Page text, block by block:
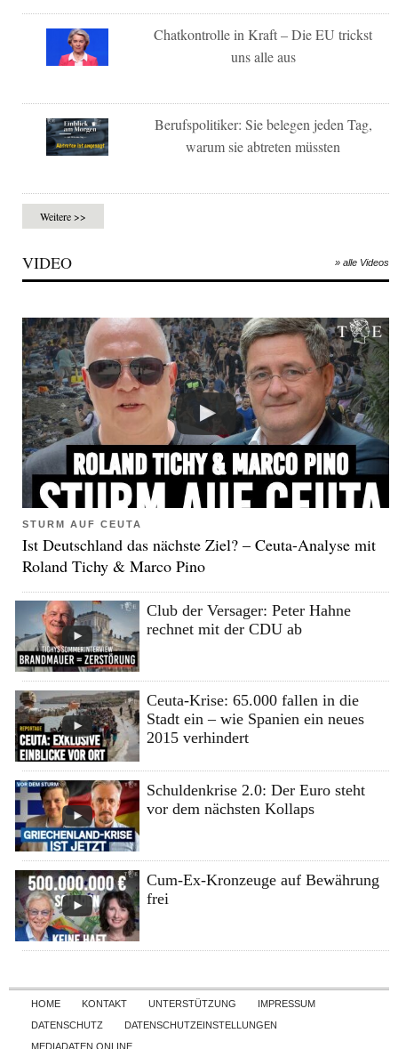
Chatkontrolle in Kraft – Die EU trickst
uns alle aus
Berufspolitiker: Sie belegen jeden Tag,
warum sie abtreten müssten
Weitere >>
VIDEO » alle Videos
STURM AUF CEUTA
Ist Deutschland das nächste Ziel? – Ceuta-Analyse mit
Roland Tichy & Marco Pino
Club der Versager: Peter Hahne
rechnet mit der CDU ab
Ceuta-Krise: 65.000 fallen in die
Stadt ein – wie Spanien ein neues
2015 verhindert
Schuldenkrise 2.0: Der Euro steht
vor dem nächsten Kollaps
Cum-Ex-Kronzeuge auf Bewährung
frei
Skip to content
HOME KONTAKT UNTERSTÜTZUNG
IMPRESSUM
DATENSCHUTZ
DATENSCHUTZEINSTELLUNGEN
MEDIADATEN ONLINE